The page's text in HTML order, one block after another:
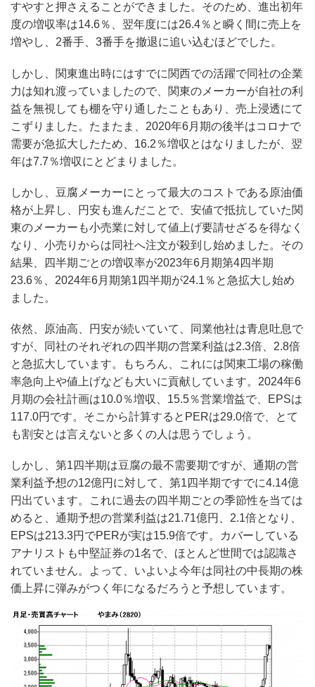
すやすと押さえることができました。そのため、進出初年
度の増収率は14.6％、翌年度には26.4％と瞬く間に売上を
増やし、2番手、3番手を撤退に追い込むほどでした。
しかし、関東進出時にはすでに関西での活躍で同社の企業
力は知れ渡っていましたので、関東のメーカーが自社の利
益を無視しても棚を守り通したこともあり、売上浸透にて
こずりました。たまたま、2020年6月期の後半はコロナで
需要が急拡大したため、16.2％増収とはなりましたが、翌
年は7.7％増収にとどまりました。
しかし、豆腐メーカーにとって最大のコストである原油価
格が上昇し、円安も進んだことで、安値で抵抗していた関
東のメーカーも小売業に対して値上げ要請せざるを得なく
なり、小売りからは同社へ注文が殺到し始めました。その
結果、四半期ごとの増収率が2023年6月期第4四半期
23.6％、2024年6月期第1四半期が24.1％と急拡大し始め
ました。
依然、原油高、円安が続いていて、同業他社は青息吐息で
すが、同社のそれぞれの四半期の営業利益は2.3倍、2.8倍
と急拡大しています。もちろん、これには関東工場の稼働
率急向上や値上げなども大いに貢献しています。2024年6
月期の会社計画は10.0％増収、15.5％営業増益で、EPSは
117.0円です。そこから計算するとPERは29.0倍で、とて
も割安とは言えないと多くの人は思うでしょう。
しかし、第1四半期は豆腐の最不需要期ですが、通期の営
業利益予想の12億円に対して、第1四半期ですでに4.14億
円出ています。これに過去の四半期ごとの季節性を当ては
めると、通期予想の営業利益は21.71億円、2.1倍となり、
EPSは213.3円でPERが実は15.9倍です。カバーしている
アナリストも中堅証券の1名で、ほとんど世間では認識さ
れていません。よって、いよいよ今年は同社の中長期の株
価上昇に弾みがつく年になるだろうと予想しています。